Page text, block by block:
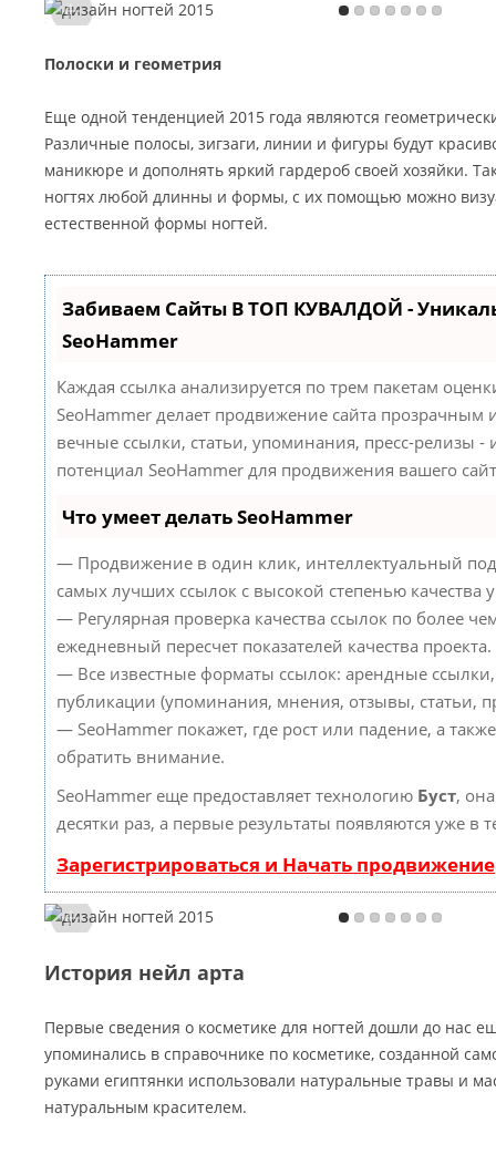
Полоски и геометрия
Еще одной тенденцией 2015 года являются
Различные полосы, зигзаги, линии и фигуры будут
маникюре и дополнять яркий гардероб своей хозяйки.
ногтях любой длинны и формы, с их помощью можно
естественной формы ногтей.
Забиваем Сайты В ТОП КУВАЛДОЙ -
SeoHammer
Каждая ссылка анализируется по трем пакетам
SeoHammer делает продвижение сайта прозрачным
вечные ссылки, статьи, упоминания, пресс-релизы -
потенциал SeoHammer для продвижения вашего
Что умеет делать SeoHammer
— Продвижение в один клик, интеллектуальный
самых лучших ссылок с высокой степенью качества
— Регулярная проверка качества ссылок по более
ежедневный пересчет показателей качества проекта.
— Все известные форматы ссылок: арендные
публикации (упоминания, мнения, отзывы, статьи,
— SeoHammer покажет, где рост или падение, а
обратить внимание.
SeoHammer еще предоставляет технологию Буст,
десятки раз, а первые результаты появляются уже в
Зарегистрироваться и Начать продвижение
История нейл арта
Первые сведения о косметике для ногтей дошли до нас
упоминались в справочнике по косметике, созданной
руками египтянки использовали натуральные травы и
натуральным красителем.